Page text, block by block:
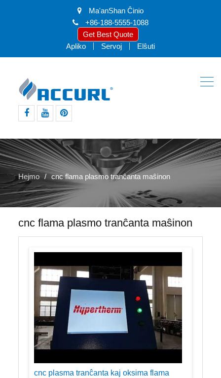
Ma'anShan Ĉinio
+86-188-5555-1088
Get Best Quote
Apliko
Servoj Elŝuti
Hejmo cnc flama plasmo tranĉanta maŝinon
cnc flama plasmo tranĉanta maŝinon
cnc plasma tranĉanta kaj oksima flama